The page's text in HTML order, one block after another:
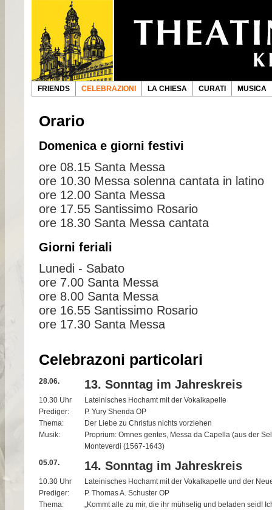
FRIENDS CELEBRAZIONI LA CHIESA CURATI MUSICA
Orario
Domenica e giorni festivi
ore 08.15 Santa Messa
ore 10.30 Messa solenna cantata in latino
ore 12.00 Santa Messa
ore 17.55 Santissimo Rosario
ore 18.30 Santa Messa cantata
Giorni feriali
Lunedi - Sabato
ore 7.00 Santa Messa
ore 8.00 Santa Messa
ore 16.55 Santissimo Rosario
ore 17.30 Santa Messa
Celebrazoni particolari
28.06. 13. Sonntag im Jahreskreis
10.30 Uhr
Lateinisches Hochamt mit der Vokalkapelle
Prediger:
P. Yury Shenda OP
Thema:
Der Liebe zu Christus nichts vorziehen
Musik:
Proprium: Omnes gentes, Messa da Capella (aus der
Monteverdi (1567-1643)
05.07.
14. Sonntag im Jahreskreis
10.30 Uhr
Lateinisches Hochamt mit der Vokalkapelle und der
Prediger:
P. Thomas A. Schuster OP
Thema:
„Kommt alle zu mir, die ihr mühselig und beladen seid!